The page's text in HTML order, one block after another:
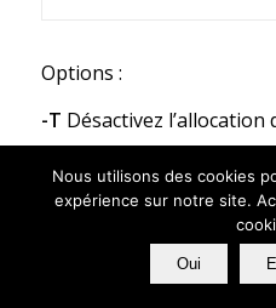
Options :
-T Désactivez
-iFichier privé
Tester la
Nous utilisons des cookies
expérience sur notre site.
Oui